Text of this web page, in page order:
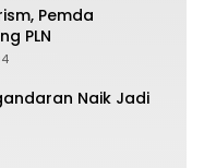
Pemda
PLN
Naik Jadi